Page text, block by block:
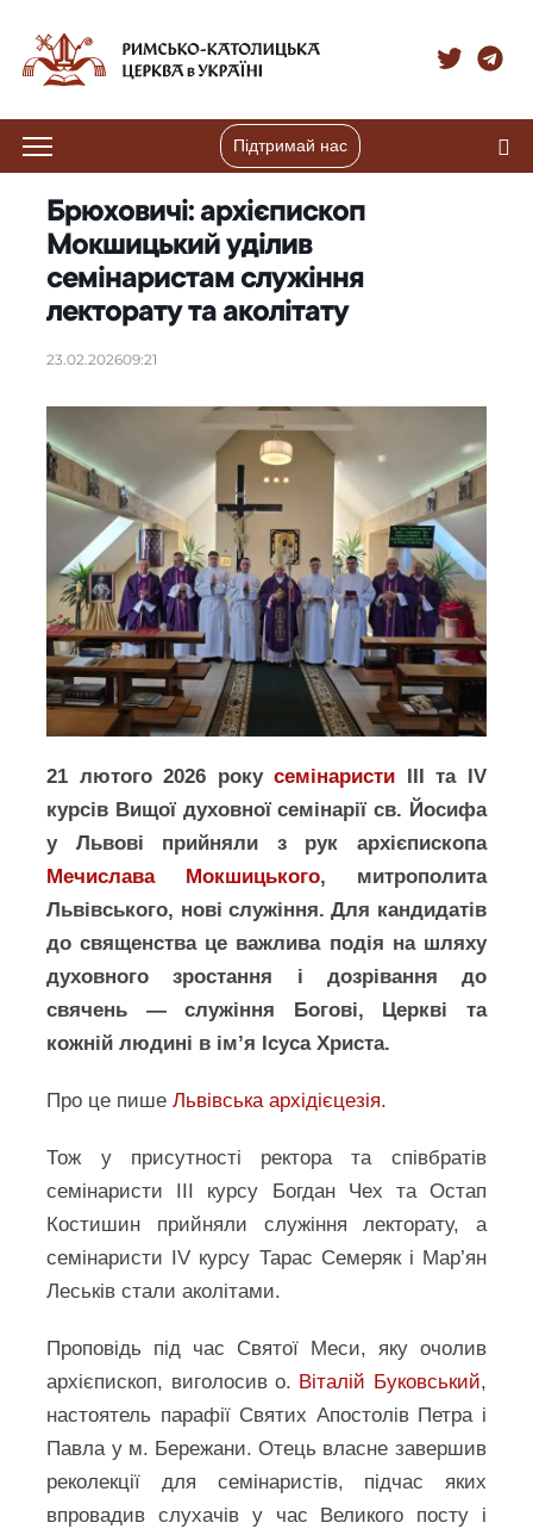
Підтримай нас
Брюховичі: архієпископ
Мокшицький уділив
семінаристам служіння
лекторату та аколітату
23.02.202609:21
21 лютого 2026 рокусемінаристи ІІІ та IV
курсів Вищої духовної семінарії св. Йосифа
у Львові прийняли з рук архієпископа
Мечислава Мокшицького, митрополита
Львівського, нові служіння. Для кандидатів
до священства це важлива подія на шляху
духовного зростання і дозрівання до
свячень — служіння Богові, Церкві та
кожній людині в ім’я Ісуса Христа.
Про це пишеЛьвівська архідієцезія.
Тож у присутності ректора та співбратів
семінаристи ІІІ курсу Богдан Чех та Остап
Костишин прийняли служіння лекторату, а
семінаристи IV курсу Тарас Семеряк і Мар’ян
Леськів стали аколітами.
Проповідь під час Святої Меси, яку очолив
архієпископ, виголосив о. Віталій Буковський,
настоятель парафії Святих Апостолів Петра і
Павла у м. Бережани. Отець власне завершив
реколекції для семінаристів, підчас яких
впровадив слухачів у час Великого посту і